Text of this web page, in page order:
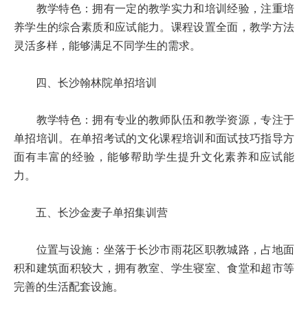
教学特色：拥有一定的教学实力和培训经验，注重培
养学生的综合素质和应试能力。课程设置全面，教学方法
灵活多样，能够满足不同学生的需求。
四、长沙翰林院单招培训
教学特色：拥有专业的教师队伍和教学资源，专注于
单招培训。在单招考试的文化课程培训和面试技巧指导方
面有丰富的经验，能够帮助学生提升文化素养和应试能
力。
五、长沙金麦子单招集训营
位置与设施：坐落于长沙市雨花区职教城路，占地面
积和建筑面积较大，拥有教室、学生寝室、食堂和超市等
完善的生活配套设施。